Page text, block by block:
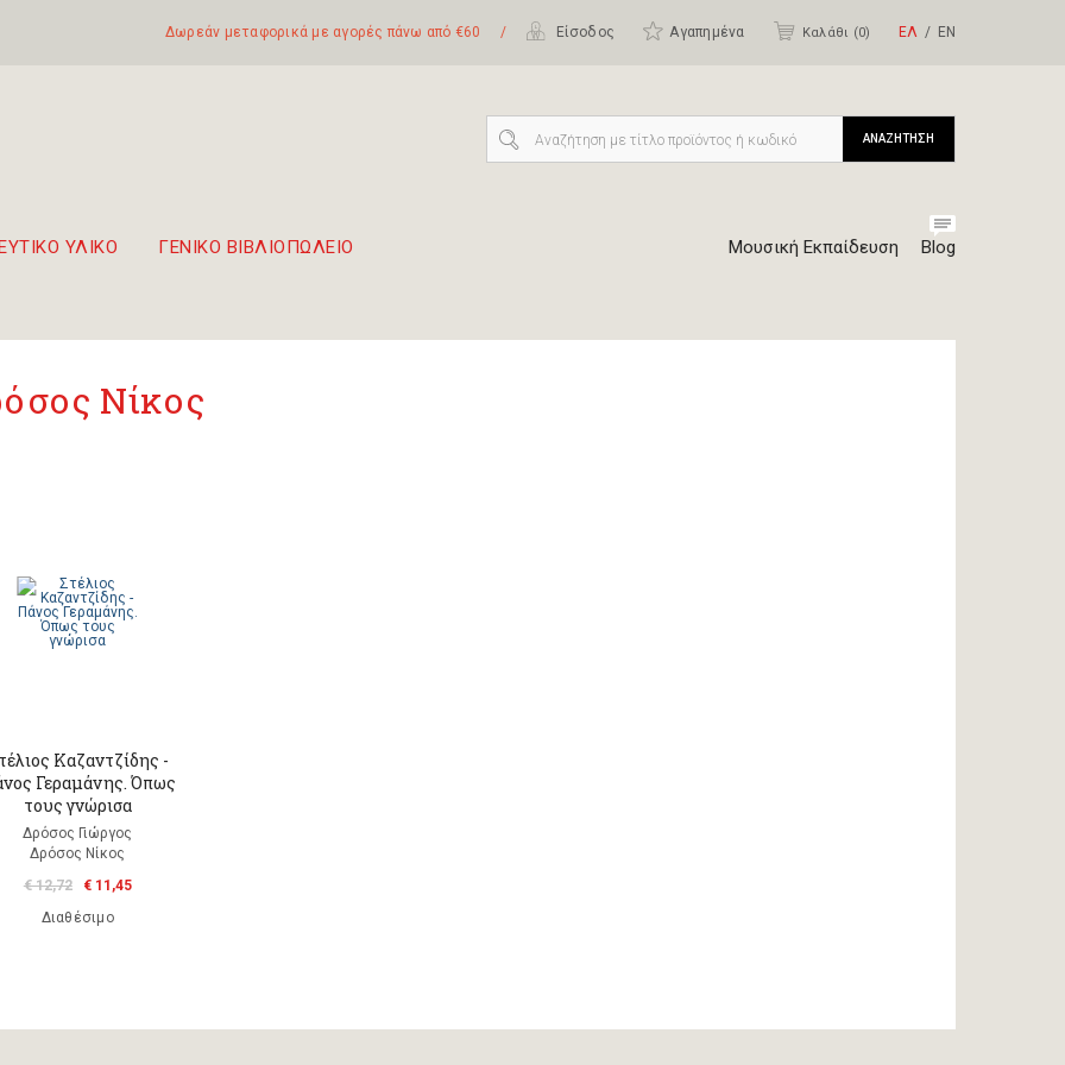
Δωρεάν μεταφορικά με αγορές πάνω από €60 / Είσοδος Αγαπημένα Καλάθι (0) ΕΛ ΕΝ
ΥΛΙΚΟ ΓΕΝΙΚΟ ΒΙΒΛΙΟΠΩΛΕΙΟ Μουσική Εκπαίδευση Blog
ΑΝΑΖΗΤΗΣΗ
Νίκος
Καζαντζίδης -
Γεραμάνης. Όπως
τους γνώρισα
Δρόσος Γιώργος
Δρόσος Νίκος
€ 12,72
€ 11,45
Διαθέσιμο